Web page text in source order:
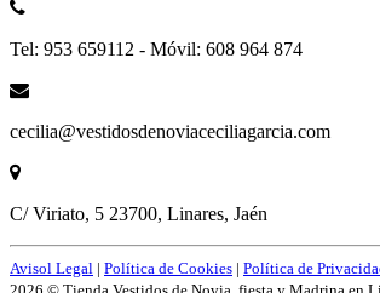
Tel: 953 659112 - Móvil: 608 964 874
cecilia@vestidosdenoviaceciliagarcia.com
C/ Viriato, 5 23700, Linares, Jaén
Avisol Legal | Política de Cookies | Política de